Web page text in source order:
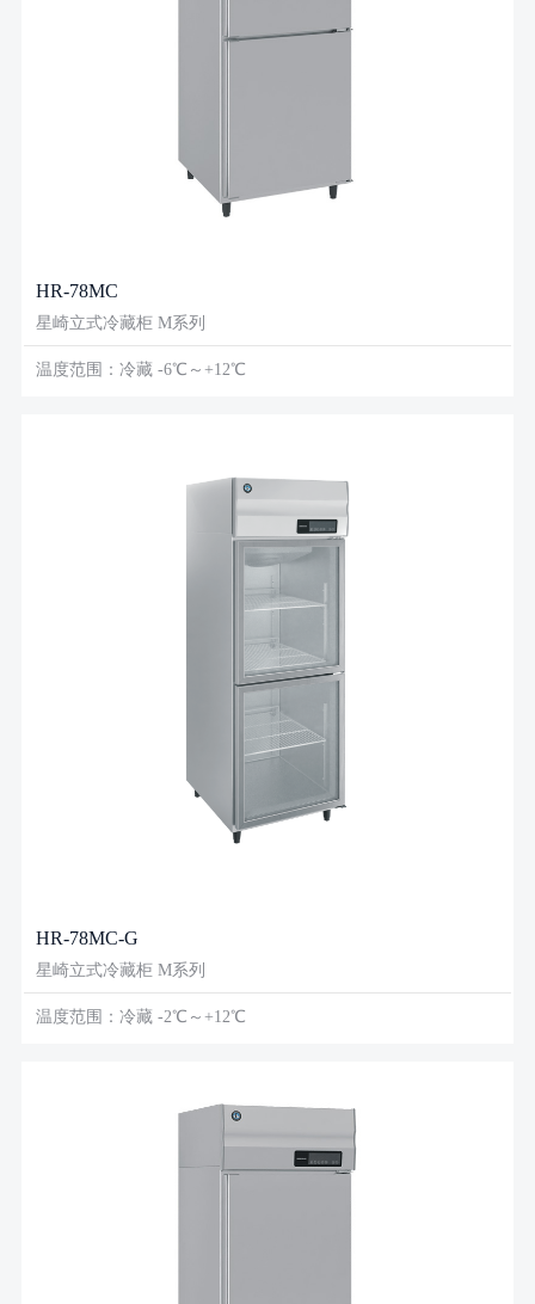
HR-78MC
星崎立式冷藏柜 M系列
温度范围：冷藏 -6℃～+12℃
HR-78MC-G
星崎立式冷藏柜 M系列
温度范围：冷藏 -2℃～+12℃